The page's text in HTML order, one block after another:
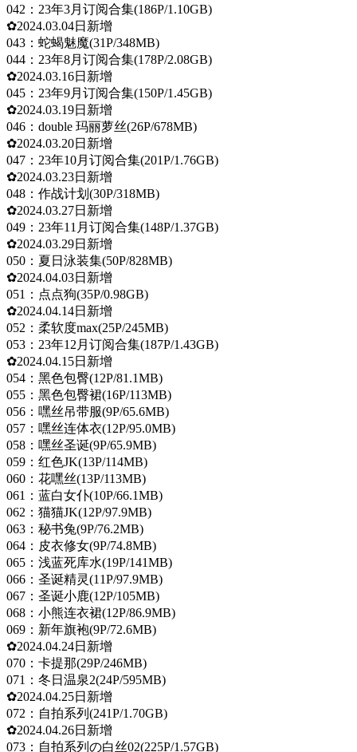
042：23年3月订阅合集(186P/1.10GB)
✿2024.03.04日新增
043：蛇蝎魅魔(31P/348MB)
044：23年8月订阅合集(178P/2.08GB)
✿2024.03.16日新增
045：23年9月订阅合集(150P/1.45GB)
✿2024.03.19日新增
046：double 玛丽萝丝(26P/678MB)
✿2024.03.20日新增
047：23年10月订阅合集(201P/1.76GB)
✿2024.03.23日新增
048：作战计划(30P/318MB)
✿2024.03.27日新增
049：23年11月订阅合集(148P/1.37GB)
✿2024.03.29日新增
050：夏日泳装集(50P/828MB)
✿2024.04.03日新增
051：点点狗(35P/0.98GB)
✿2024.04.14日新增
052：柔软度max(25P/245MB)
053：23年12月订阅合集(187P/1.43GB)
✿2024.04.15日新增
054：黑色包臀(12P/81.1MB)
055：黑色包臀裙(16P/113MB)
056：嘿丝吊带服(9P/65.6MB)
057：嘿丝连体衣(12P/95.0MB)
058：嘿丝圣诞(9P/65.9MB)
059：红色JK(13P/114MB)
060：花嘿丝(13P/113MB)
061：蓝白女仆(10P/66.1MB)
062：猫猫JK(12P/97.9MB)
063：秘书兔(9P/76.2MB)
064：皮衣修女(9P/74.8MB)
065：浅蓝死库水(19P/141MB)
066：圣诞精灵(11P/97.9MB)
067：圣诞小鹿(12P/105MB)
068：小熊连衣裙(12P/86.9MB)
069：新年旗袍(9P/72.6MB)
✿2024.04.24日新增
070：卡提那(29P/246MB)
071：冬日温泉2(24P/595MB)
✿2024.04.25日新增
072：自拍系列(241P/1.70GB)
✿2024.04.26日新增
073：自拍系列の白丝02(225P/1.57GB)